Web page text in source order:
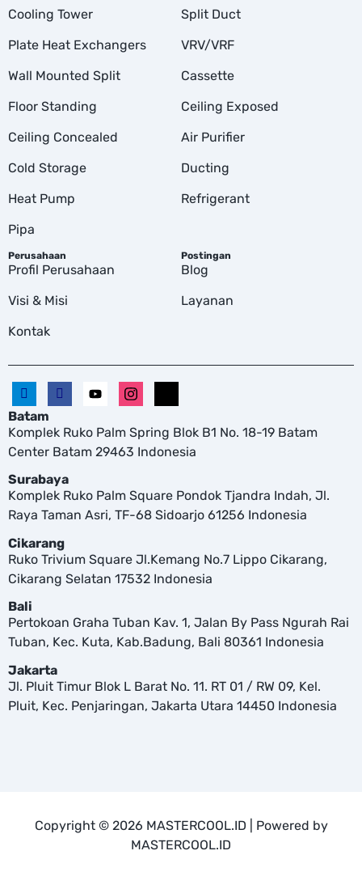
Cooling Tower
Split Duct
Plate Heat Exchangers
VRV/VRF
Wall Mounted Split
Cassette
Floor Standing
Ceiling Exposed
Ceiling Concealed
Air Purifier
Cold Storage
Ducting
Heat Pump
Refrigerant
Pipa
Perusahaan
Profil Perusahaan
Visi & Misi
Kontak
Postingan
Blog
Layanan
Batam
Komplek Ruko Palm Spring Blok B1 No. 18-19 Batam
Center Batam 29463 Indonesia
Surabaya
Komplek Ruko Palm Square Pondok Tjandra Indah, Jl.
Raya Taman Asri, TF-68 Sidoarjo 61256 Indonesia
Cikarang
Ruko Trivium Square Jl.Kemang No.7 Lippo Cikarang,
Cikarang Selatan 17532 Indonesia
Bali
Pertokoan Graha Tuban Kav. 1, Jalan By Pass Ngurah Rai
Tuban, Kec. Kuta, Kab.Badung, Bali 80361 Indonesia
Jakarta
Jl. Pluit Timur Blok L Barat No. 11. RT 01 / RW 09, Kel.
Pluit, Kec. Penjaringan, Jakarta Utara 14450 Indonesia
Copyright © 2026 MASTERCOOL.ID | Powered by
MASTERCOOL.ID